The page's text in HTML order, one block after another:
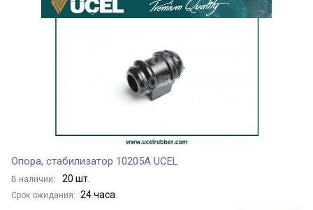
Опора, стабилизатор 10205A UCEL
В наличии: 20 шт.
Срок ожидания: 24 часа